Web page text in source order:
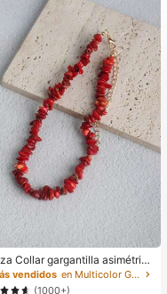
Collar gargantilla asimétrico
de estilo bohemio en colo
natural, joyería de uso diario Y
vendidos
en Multicolor Gargantillas para mujer
(1000+)